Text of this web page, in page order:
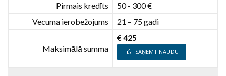
Pirmais kredīts
50 - 300 €
Vecuma ierobežojums
21 – 75 gadi
Maksimālā summa
€ 425
SAŅEMT NAUDU